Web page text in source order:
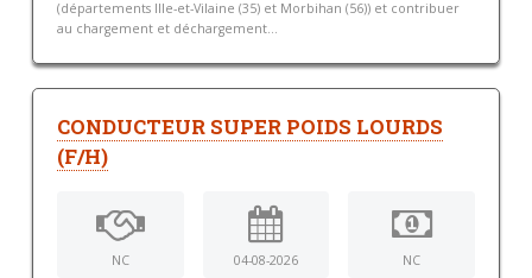
(départements Ille-et-Vilaine (35) et Morbihan (56)) et contribuer
au chargement et déchargement...
CONDUCTEUR SUPER POIDS LOURDS
(F/H)
NC 04-08-2026 NC